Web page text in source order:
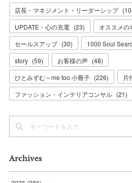
店長・マネジメント・リーダーシップ (
UPDATE・心の充電 (23) オススメの
セールスアップ (30) 1000 Soul
story (59) お客様の声 (48)
ひとみずむ～me too 小冊子 (226) 片
ファッション・インテリアコンサル (21)
Archives